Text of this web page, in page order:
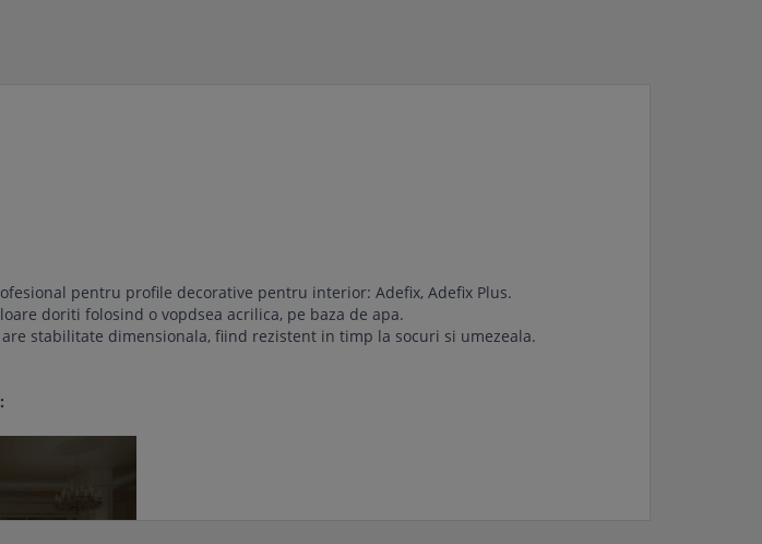
pentru profile decorative pentru interior: Adefix, Adefix Plus.
doriti folosind o vopdsea acrilica, pe baza de apa.
stabilitate dimensionala, fiind rezistent in timp la socuri si umezeala.